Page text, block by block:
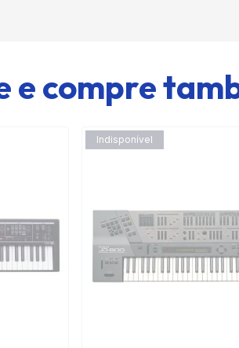
e compre
Indisponível